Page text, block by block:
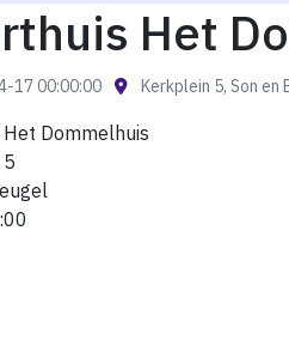
Het
17 00:00:00 Kerkplein 5, Son en
Dommelhuis